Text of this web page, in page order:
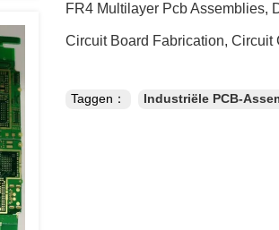
FR4 Multilayer Pcb Assemblies,
Circuit Board Fabrication, Circuit
Taggen： Industriële PCB-